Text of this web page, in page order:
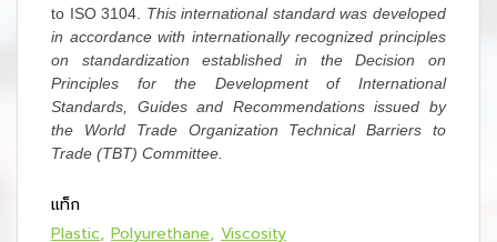
to ISO 3104. This international standard was developed
in accordance with internationally recognized principles
on standardization established in the Decision on
Principles for the Development of International
Standards, Guides and Recommendations issued by
the World Trade Organization Technical Barriers to
Trade (TBT) Committee.
แท็ก
Plastic Polyurethane Viscosity